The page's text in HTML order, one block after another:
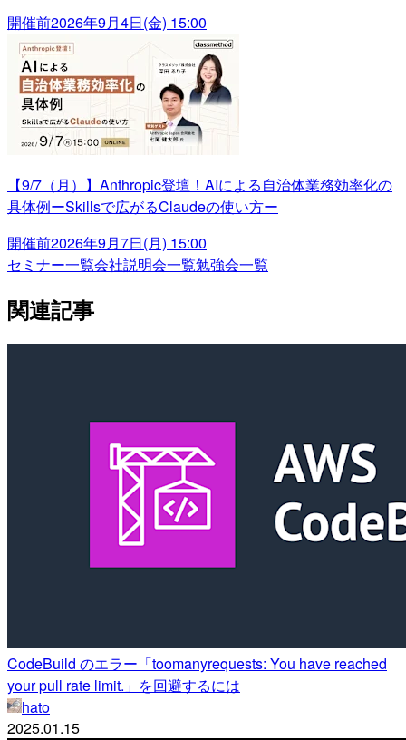
開催前2026年9月4日(金) 15:00
【9/7（月）】Anthropic登壇！AIによる自治体業務効率化の
具体例ーSkillsで広がるClaudeの使い方ー
開催前2026年9月7日(月) 15:00
セミナー一覧会社説明会一覧勉強会一覧
関連記事
CodeBuild のエラー「toomanyrequests: You have reached
your pull rate limit.」を回避するには
hato
2025.01.15